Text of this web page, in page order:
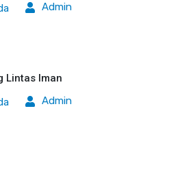
Admin
Lintas Iman
Admin